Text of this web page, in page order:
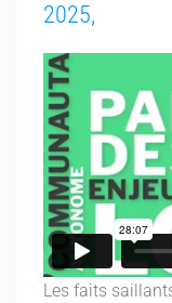
2025,
Les faits